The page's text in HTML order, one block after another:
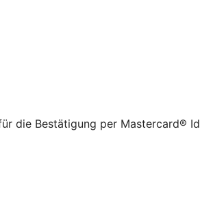
die Bestätigung per Mastercard®